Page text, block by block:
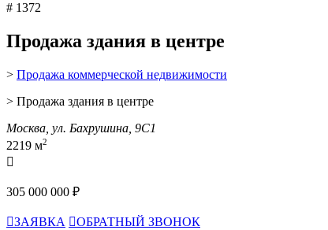
# 1372
Продажа здания в центре
> Продажа коммерческой недвижимости
> Продажа здания в центре
Москва, ул. Бахрушина, 9С1
2219 м2

305 000 000 ₽
ЗАЯВКА ОБРАТНЫЙ ЗВОНОК